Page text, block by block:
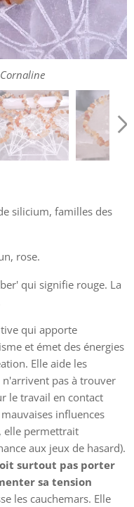
silicium, familles des
rose.
qui signifie rouge. La
qui apporte
et émet des énergies
Elle aide les
pas à trouver
le travail en contact
influences
elle permettrait
aux jeux de hasard).
surtout pas porter
sa tension
les cauchemars. Elle